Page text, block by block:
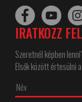
IRATKOZZ
Szeretnél képben
Elsők között értesülni